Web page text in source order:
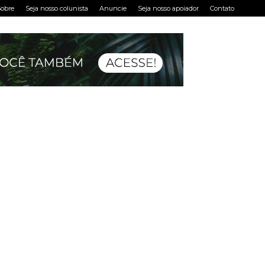
Seja nosso colunista Anuncie Seja nosso apoiador Contato